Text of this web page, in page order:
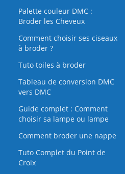
Palette couleur DMC :
Broder les Cheveux
Comment choisir ses ciseaux
à broder ?
Tuto toiles à broder
Tableau de conversion DMC
vers DMC
Guide complet : Comment
choisir sa lampe ou lampe
Comment broder une nappe
Tuto Complet du Point de
Croix